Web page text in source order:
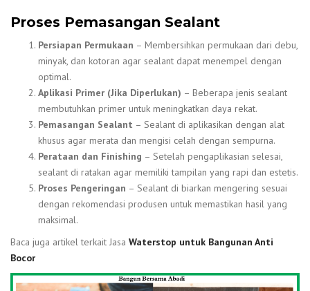
Proses Pemasangan Sealant
Persiapan Permukaan – Membersihkan permukaan dari debu,
minyak, dan kotoran agar sealant dapat menempel dengan
optimal.
Aplikasi Primer (Jika Diperlukan) – Beberapa jenis sealant
membutuhkan primer untuk meningkatkan daya rekat.
Pemasangan Sealant – Sealant di aplikasikan dengan alat
khusus agar merata dan mengisi celah dengan sempurna.
Perataan dan Finishing – Setelah pengaplikasian selesai,
sealant di ratakan agar memiliki tampilan yang rapi dan estetis.
Proses Pengeringan – Sealant di biarkan mengering sesuai
dengan rekomendasi produsen untuk memastikan hasil yang
maksimal.
Baca juga artikel terkait Jasa Waterstop untuk Bangunan Anti
Bocor